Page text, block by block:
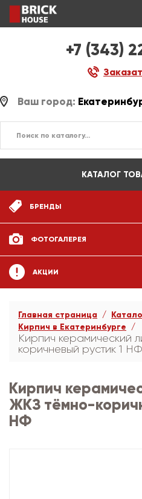
+7 (343)
Ваш город:
КАТАЛОГ
БРЕНДЫ
ФОТОГАЛЕРЕЯ
АКЦИИ
Главная страница
Кирпич в Екатеринбурге
Кирпич керамический
коричневый рустик 1 НФ
Кирпич
ЖКЗ тёмно-
НФ